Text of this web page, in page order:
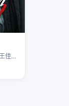
茅子俊 周彦辰 庞瀚辰 王佳宇 …